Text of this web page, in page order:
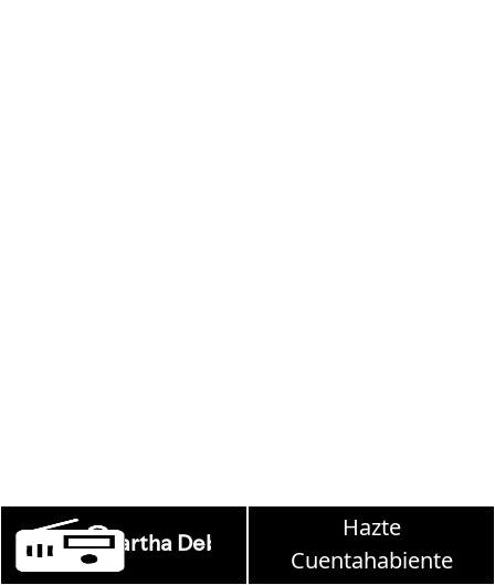
en W, lunes a viernes de 10 a 13 hrs.
Hazte
Cuentahabiente